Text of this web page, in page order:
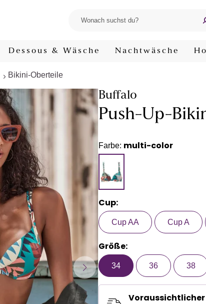
Dessous & Wäsche Nachtwäsche
Bikini-Oberteile
Buffalo
Push-Up-
Farbe: multi-color
Cup:
Cup AA Cup A
Größe:
34 36 38